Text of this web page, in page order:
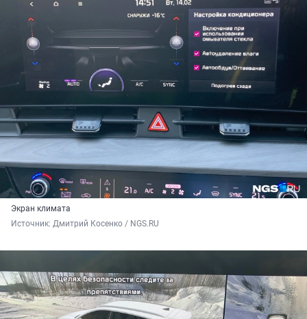
Экран климата
Источник: Дмитрий Косенко / NGS.RU